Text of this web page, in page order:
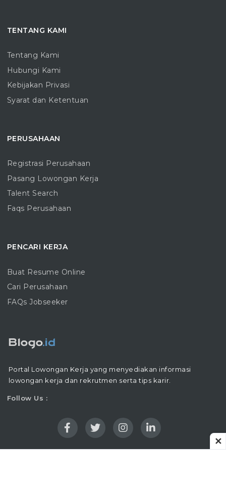
TENTANG KAMI
Tentang Kami
Hubungi Kami
Kebijakan Privasi
Syarat dan Ketentuan
PERUSAHAAN
Registrasi Perusahaan
Pasang Lowongan Kerja
Talent Search
Faqs Perusahaan
PENCARI KERJA
Buat Resume Online
Cari Perusahaan
FAQs Jobseeker
Portal Lowongan Kerja yang menyediakan informasi
lowongan kerja dan rekrutmen serta tips karir.
Follow Us :
✕